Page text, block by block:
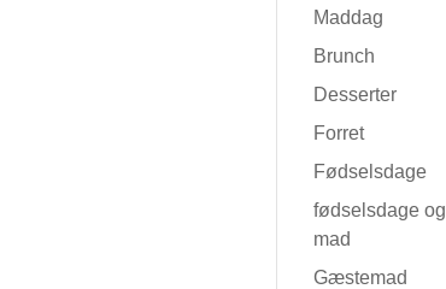
Maddag
Brunch
Desserter
Forret
Fødselsdage
fødselsdage og
mad
Gæstemad